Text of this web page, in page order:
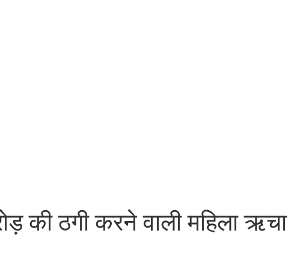
की ठगी करने वाली महिला ऋचा